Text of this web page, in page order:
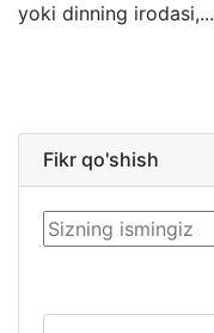
yoki dinning irodasi,...
Fikr qo'shish